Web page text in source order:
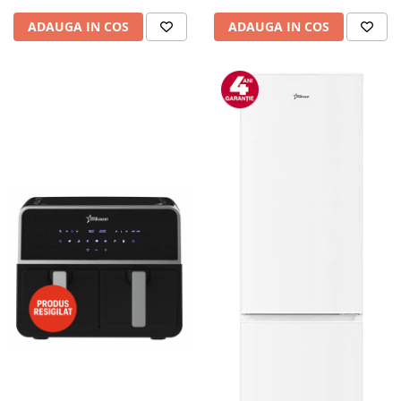
Camere auto
Baterii
Console & Jocuri
Accesorii console & PC
Birouri gaming
Console Hardware
Ochelari VR Gaming
Scaune gaming
Console Jocuri
ADAUGA IN COS ADAUGA IN COS